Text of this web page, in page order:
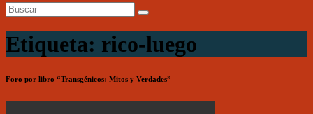
Etiqueta: rico-luego
Foro por libro “Transgénicos: Mitos y Verdades”